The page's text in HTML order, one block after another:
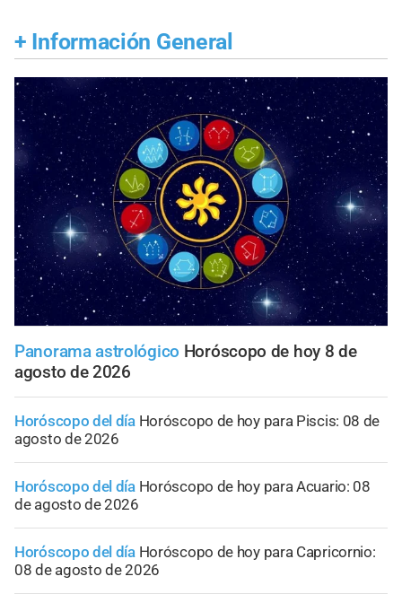
+ Información General
Panorama astrológico Horóscopo de hoy 8 de
agosto de 2026
Horóscopo del día Horóscopo de hoy para Piscis: 08 de
agosto de 2026
Horóscopo del día Horóscopo de hoy para Acuario: 08
de agosto de 2026
Horóscopo del día Horóscopo de hoy para Capricornio:
08 de agosto de 2026